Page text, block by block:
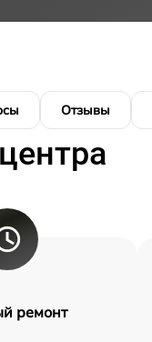
Отзывы
ремонт